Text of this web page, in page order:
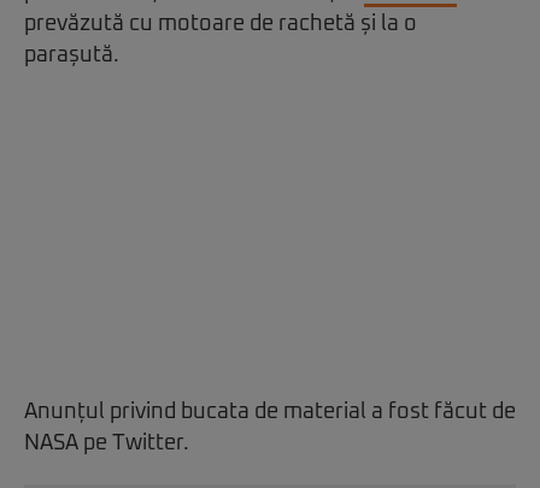
prevăzută cu motoare de rachetă și la o
parașută.
Anunțul privind bucata de material a fost făcut de
NASA pe Twitter.